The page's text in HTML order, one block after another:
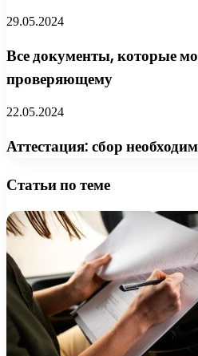
29.05.2024
Все документы, которые
проверяющему
22.05.2024
Аттестация: сбор
Статьи по теме